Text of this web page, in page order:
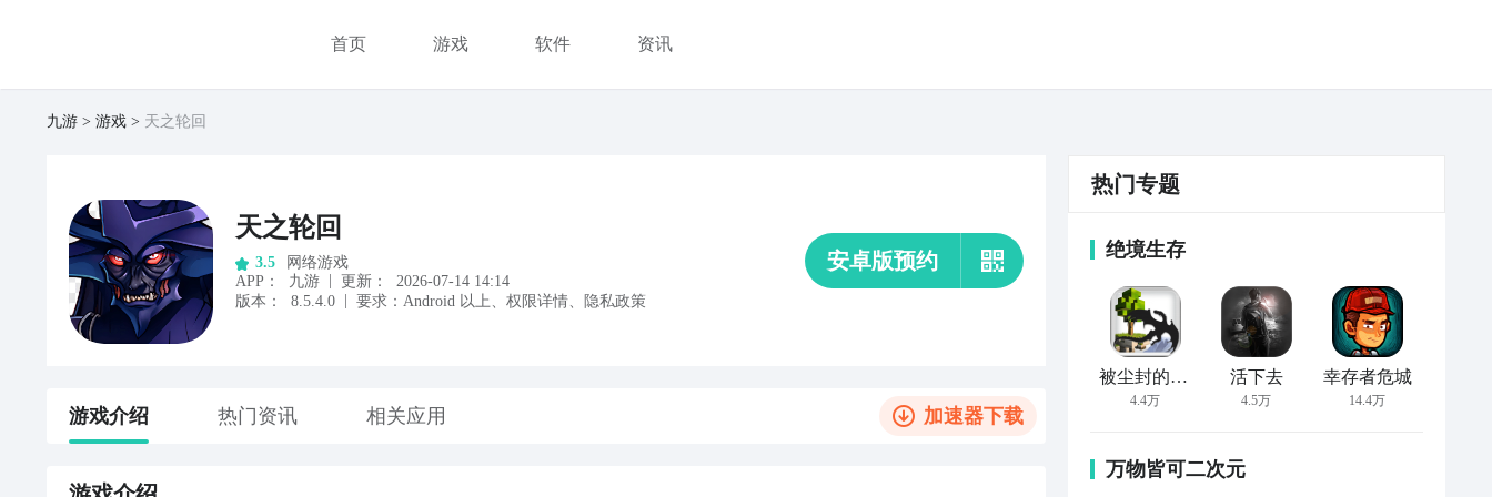
首页 游戏 软件 资讯
九游 游戏 天之轮回
天之轮回
3.5
网络游戏
APP ： 九游 更新：
2026-07-14 14:14
版本：
8.5.4.0 要求： Android 以上、 权限详情、 隐私政策
安卓版预约
游戏介绍 热门资讯 相关应用 加速器下载
热门专题
绝境生存
被尘封的故事
4.4万
活下去
4.5万
幸存者危城
14.4万
万物皆可二次元